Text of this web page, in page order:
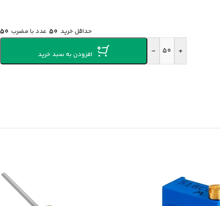
حداقل خرید 50 عدد با مضرب 50
- + افزودن به سبد خرید